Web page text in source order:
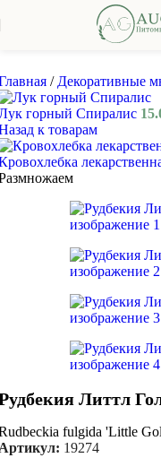
Skip to navigation Skip to
/ Декоративные
горный Спиралис
к товарам
Литтл
fulgida 'Little
19274